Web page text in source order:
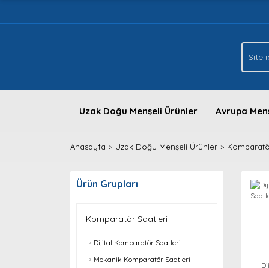
Uzak Doğu Menşeli Ürünler Avrupa
Anasayfa Uzak Doğu Menşeli Ürünler
Ürün Grupları
Komparatör Saatleri
Dijital Komparatör Saatleri
Mekanik Komparatör Saatleri